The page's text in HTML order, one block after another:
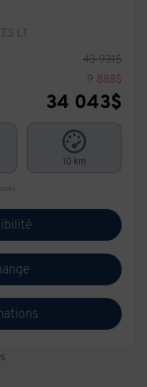
LT
43 931$
9 888$
34 043$
10 km